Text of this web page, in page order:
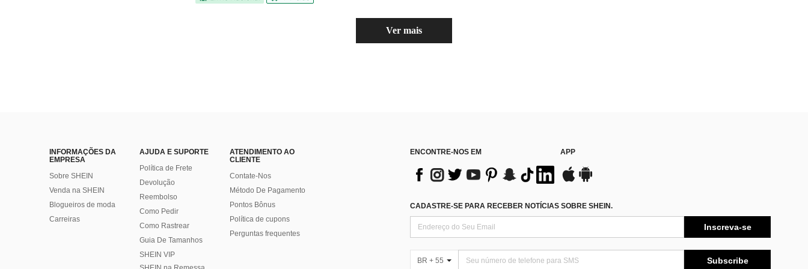
Ver mais
INFORMAÇÕES DA
EMPRESA
Sobre SHEIN
Venda na SHEIN
Blogueiros de moda
Carreiras
AJUDA E SUPORTE
Política de Frete
Devolução
Reembolso
Como Pedir
Como Rastrear
Guia De Tamanhos
SHEIN VIP
ATENDIMENTO AO
CLIENTE
Contate-Nos
Método De Pagamento
Pontos Bônus
Política de cupons
Perguntas frequentes
ENCONTRE-NOS EM APP
CADASTRE-SE PARA RECEBER NOTÍCIAS SOBRE SHEIN.
Inscreva-se
BR + 55 Subscribe